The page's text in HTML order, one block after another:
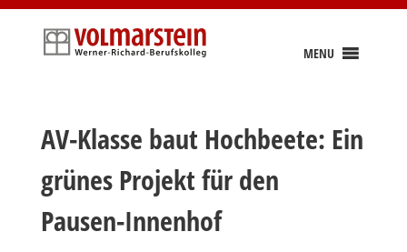
Skip
content
MENU
AV-Klasse baut Hochbeete: Ein
grünes Projekt für den
Pausen-Innenhof